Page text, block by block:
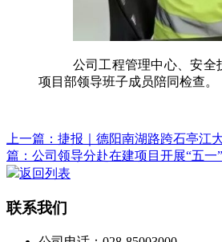
公司工程管理中心、安全
项目部领导班子成员陪同检查。
上一篇：捷报｜德阳南湖路跨石亭江
篇：公司领导分赴在建项目开展“五一
返回列表
联系我们